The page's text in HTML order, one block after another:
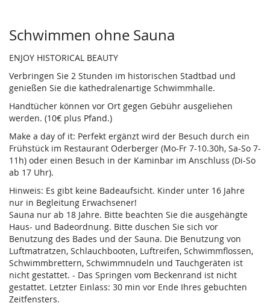
Produkte
Schwimmen ohne Sauna
ENJOY HISTORICAL BEAUTY
Verbringen Sie 2 Stunden im historischen Stadtbad und
genießen Sie die kathedralenartige Schwimmhalle.
Handtücher können vor Ort gegen Gebühr ausgeliehen
werden. (10€ plus Pfand.)
Make a day of it: Perfekt ergänzt wird der Besuch durch ein
Frühstück im Restaurant Oderberger (Mo-Fr 7-10.30h, Sa-So 7-
11h) oder einen Besuch in der Kaminbar im Anschluss (Di-So
ab 17 Uhr).
Hinweis: Es gibt keine Badeaufsicht. Kinder unter 16 Jahre
nur in Begleitung Erwachsener!
Sauna nur ab 18 Jahre. Bitte beachten Sie die ausgehängte
Haus- und Badeordnung. Bitte duschen Sie sich vor
Benutzung des Bades und der Sauna. Die Benutzung von
Luftmatratzen, Schlauchbooten, Luftreifen, Schwimmflossen,
Schwimmbrettern, Schwimmnudeln und Tauchgeräten ist
nicht gestattet. - Das Springen vom Beckenrand ist nicht
gestattet. Letzter Einlass: 30 min vor Ende Ihres gebuchten
Zeitfensters.